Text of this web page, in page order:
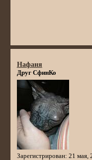
Нафаня
Друг СфинКо
Зарегистрирован: 21 мая,